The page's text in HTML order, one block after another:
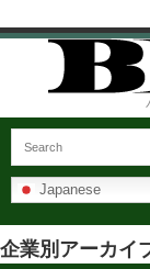
Japanese
企業別アーカイ